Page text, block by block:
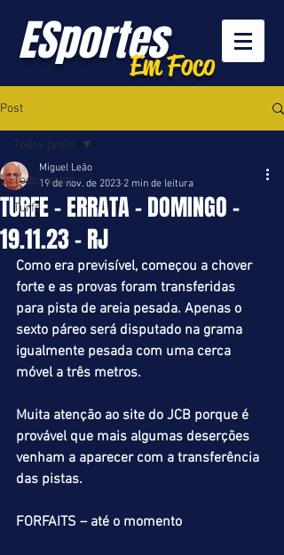
ESportesEm Foco
Post
Todos posts
Turfe
Todos posts
TURFE - ERRATA - DOMINGO -
19.11.23 - RJ
Miguel Leão
19 de nov. de 2023 2 min de leitura
Como era previsível, começou a chover
forte e as provas foram transferidas
para pista de areia pesada. Apenas o
sexto páreo será disputado na grama
igualmente pesada com uma cerca
móvel a três metros.
Muita atenção ao site do JCB porque é
provável que mais algumas deserções
venham a aparecer com a transferência
das pistas.
FORFAITS – até o momento